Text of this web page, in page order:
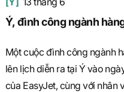
S
q
Ý, đình công ngành
Một cuộc đình công ngành
lên lịch diễn ra tại Ý vào
của EasyJet, cùng với nhân